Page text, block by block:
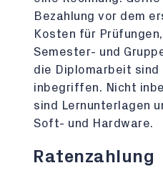
Bezahlung vor dem
Kosten für
Semester- und
die Diplomarbeit sind
inbegriffen. Nicht
sind Lernunterlagen
Soft- und Hardware.
Ratenzahlung